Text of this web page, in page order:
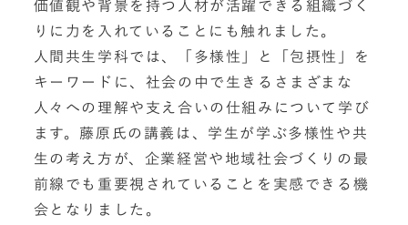
価値観や背景を持つ人材が活躍できる組織づく
りに力を入れていることにも触れました。
人間共生学科では、「多様性」と「包摂性」を
キーワードに、社会の中で生きるさまざまな
人々への理解や支え合いの仕組みについて学び
ます。藤原氏の講義は、学生が学ぶ多様性や共
生の考え方が、企業経営や地域社会づくりの最
前線でも重要視されていることを実感できる機
会となりました。